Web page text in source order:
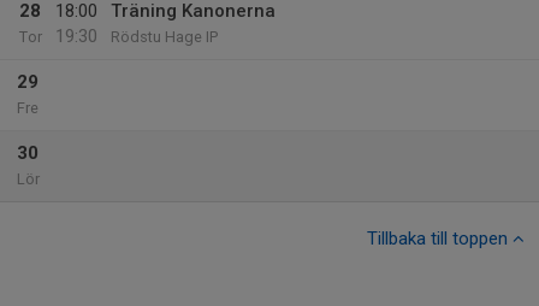
28
Tor
18:00
19:30
Träning Kanonerna
Rödstu Hage IP
29
Fre
30
Lör
Tillbaka till toppen